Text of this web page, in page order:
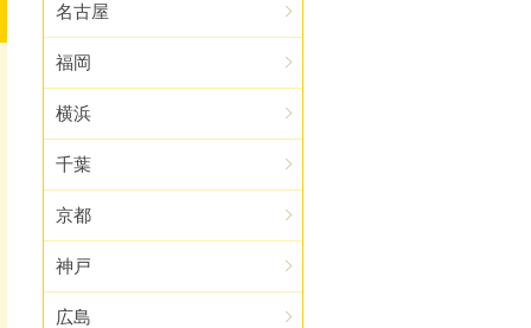
名古屋
福岡
横浜
千葉
京都
神戸
広島